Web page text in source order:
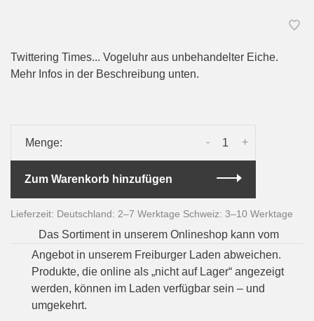
Twittering Times... Vogeluhr aus unbehandelter Eiche.
Mehr Infos in der Beschreibung unten.
Menge: +
-
Zum Warenkorb hinzufügen
Lieferzeit: Deutschland: 2–7 Werktage Schweiz: 3–10 Werktage
Das Sortiment in unserem Onlineshop kann vom
Angebot in unserem Freiburger Laden abweichen.
Produkte, die online als „nicht auf Lager“ angezeigt
werden, können im Laden verfügbar sein – und
umgekehrt.